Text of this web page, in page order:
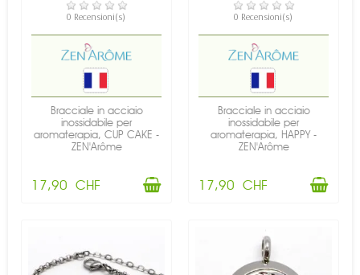
DISPONIBILE
0 Recensioni(s)
Bracciale in acciaio
inossidabile per
aromaterapia, CUP CAKE -
ZEN'Arôme
17,90 CHF
DISPONIBILE
0 Recensioni(s)
Bracciale in acciaio
inossidabile per
aromaterapia, HAPPY -
ZEN'Arôme
17,90 CHF